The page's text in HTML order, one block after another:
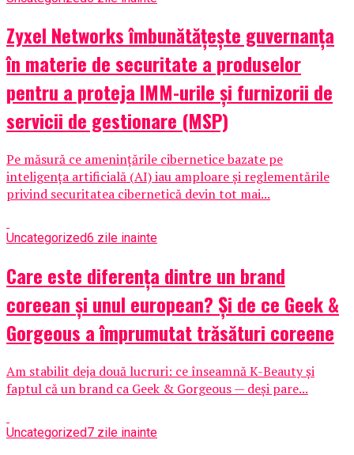
Zyxel Networks îmbunătățește guvernanța
în materie de securitate a produselor
pentru a proteja IMM-urile și furnizorii de
servicii de gestionare (MSP)
Pe măsură ce amenințările cibernetice bazate pe
inteligența artificială (AI) iau amploare și reglementările
privind securitatea cibernetică devin tot mai...
Uncategorized6 zile inainte
Care este diferența dintre un brand
coreean și unul european? Și de ce Geek &
Gorgeous a împrumutat trăsături coreene
Am stabilit deja două lucruri: ce înseamnă K-Beauty și
faptul că un brand ca Geek & Gorgeous — deși pare...
Uncategorized7 zile inainte